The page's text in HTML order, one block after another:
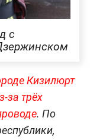
с
Кизилюрт
за трёх
. По